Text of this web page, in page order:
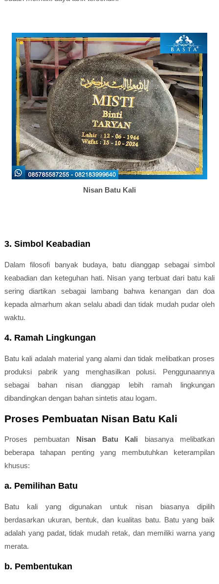
Nisan Batu Kali
3. Simbol Keabadian
Dalam filosofi banyak budaya, batu dianggap sebagai simbol
keabadian dan keteguhan hati. Nisan yang terbuat dari batu kali
sering diartikan sebagai lambang bahwa kenangan dan doa
kepada almarhum akan selalu abadi dan tidak mudah pudar oleh
waktu.
4. Ramah Lingkungan
Batu kali adalah material yang alami dan tidak melibatkan proses
produksi pabrik yang menghasilkan polusi. Penggunaannya
sebagai bahan nisan dianggap lebih ramah lingkungan
dibandingkan dengan bahan sintetis atau logam.
Proses Pembuatan Nisan Batu Kali
Proses pembuatan Nisan Batu Kali biasanya melibatkan
beberapa tahapan penting yang membutuhkan keterampilan
khusus:
a. Pemilihan Batu
Batu kali yang digunakan untuk nisan biasanya dipilih
berdasarkan ukuran, bentuk, dan kualitas batu. Batu yang baik
adalah yang padat, tidak mudah retak, dan memiliki warna yang
merata.
b. Pembentukan